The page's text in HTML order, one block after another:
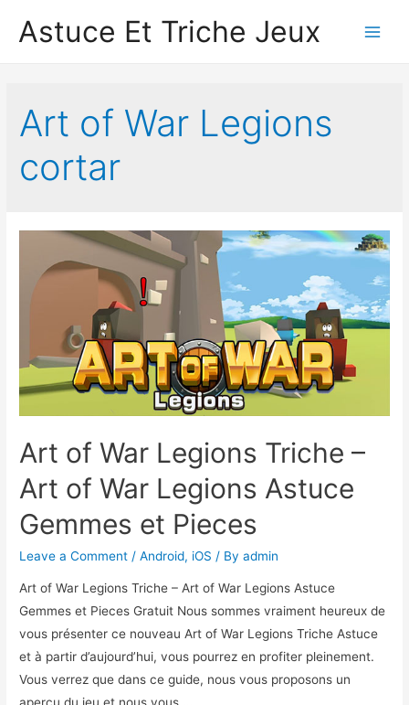
Astuce Et Triche Jeux
Art of War Legions
cortar
Art of War Legions Triche –
Art of War Legions Astuce
Gemmes et Pieces
Leave a Comment /Android, iOS / Byadmin
Art of War Legions Triche – Art of War Legions Astuce
Gemmes et Pieces Gratuit Nous sommes vraiment heureux de
vous présenter ce nouveau Art of War Legions Triche Astuce
et à partir d’aujourd’hui, vous pourrez en profiter pleinement.
Vous verrez que dans ce guide, nous vous proposons un